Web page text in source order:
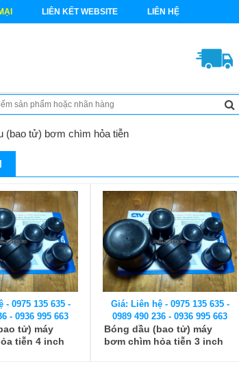
LIÊN KẾT WEBSITE LIÊN HỆ
(bao tử) bơm chìm hỏa tiễn
- 0975 135 635 -
- 0936 995 663
tử) máy
tiễn 4 inch
Giá: Liên hệ - 0975 135 635 -
0989 490 236 - 0936 995 663
Bóng dầu (bao tử) máy
bơm chìm hỏa tiễn 3 inch